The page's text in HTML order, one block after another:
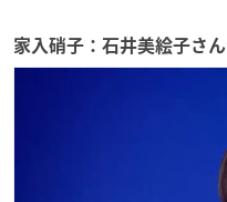
家入硝子：石井美絵子さん